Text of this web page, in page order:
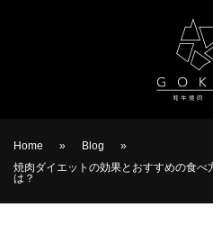
Home » Blog
»
焼肉ダイエットの効果とおすすめの食べ
は？